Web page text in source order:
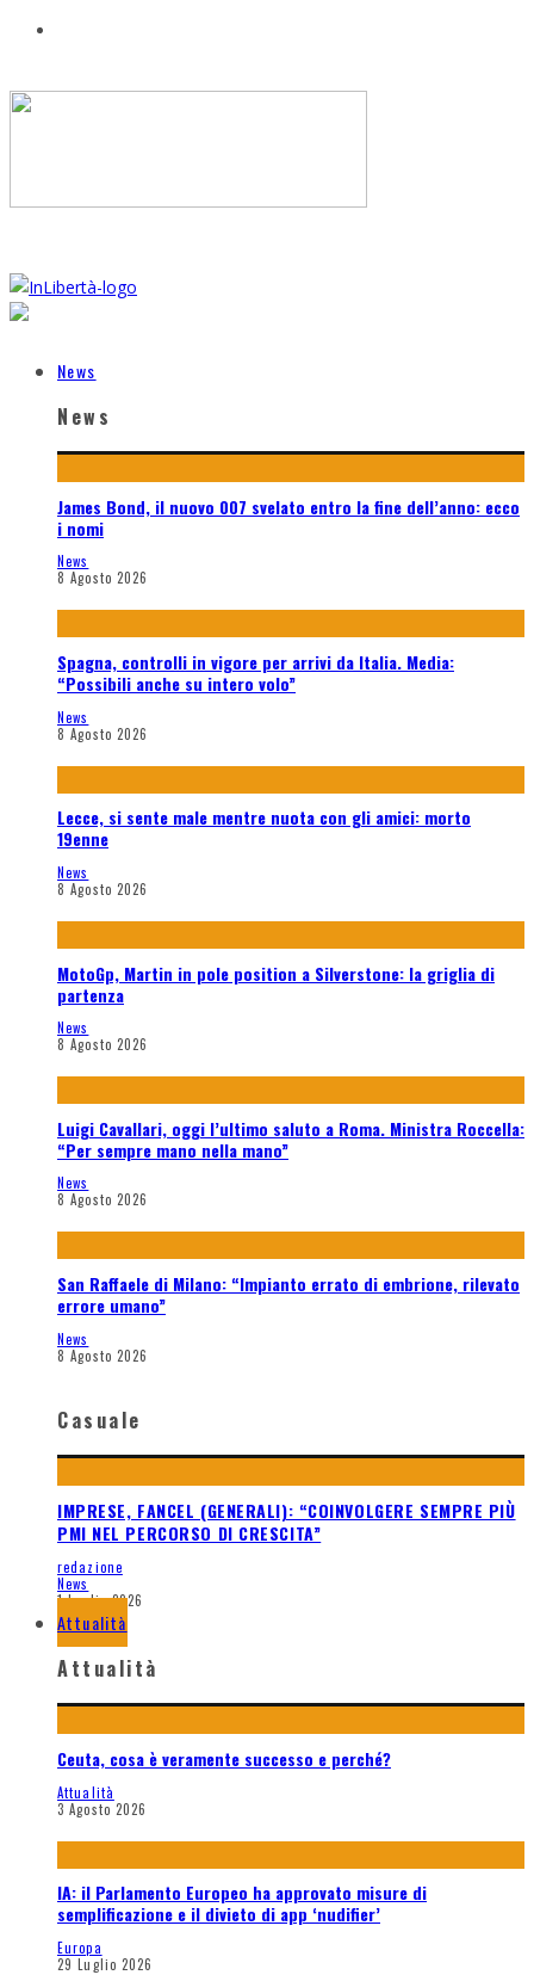
News
News
James Bond, il nuovo 007 svelato entro la fine dell’anno: ecco
i nomi
News
8 Agosto 2026
Spagna, controlli in vigore per arrivi da Italia. Media:
“Possibili anche su intero volo”
News
8 Agosto 2026
Lecce, si sente male mentre nuota con gli amici: morto
19enne
News
8 Agosto 2026
MotoGp, Martin in pole position a Silverstone: la griglia di
partenza
News
8 Agosto 2026
Luigi Cavallari, oggi l’ultimo saluto a Roma. Ministra Roccella:
“Per sempre mano nella mano”
News
8 Agosto 2026
San Raffaele di Milano: “Impianto errato di embrione, rilevato
errore umano”
News
8 Agosto 2026
Casuale
IMPRESE, FANCEL (GENERALI): “COINVOLGERE SEMPRE PIÙ
PMI NEL PERCORSO DI CRESCITA”
redazione
News
1 Luglio 2026
Attualità
Attualità
Ceuta, cosa è veramente successo e perché?
Attualità
3 Agosto 2026
IA: il Parlamento Europeo ha approvato misure di
semplificazione e il divieto di app ‘nudifier’
Europa
29 Luglio 2026